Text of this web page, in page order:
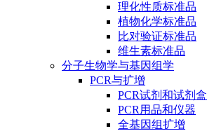
理化性质标准品
植物化学标准品
比对验证标准品
维生素标准品
分子生物学与基因组学
PCR与扩增
PCR试剂和试剂盒
PCR用品和仪器
全基因组扩增